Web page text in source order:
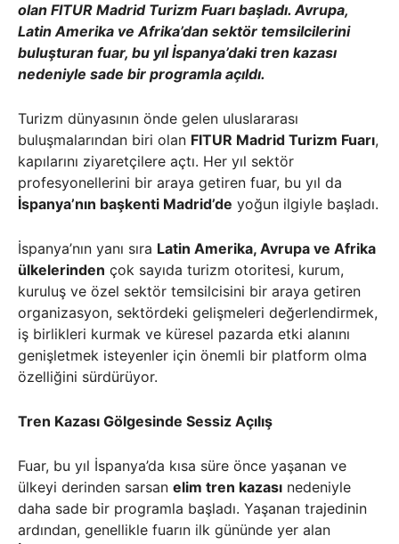
olan FITUR Madrid Turizm Fuarı başladı. Avrupa,
Latin Amerika ve Afrika’dan sektör temsilcilerini
buluşturan fuar, bu yıl İspanya’daki tren kazası
nedeniyle sade bir programla açıldı.
Turizm dünyasının önde gelen uluslararası
buluşmalarından biri olan FITUR Madrid Turizm Fuarı,
kapılarını ziyaretçilere açtı. Her yıl sektör
profesyonellerini bir araya getiren fuar, bu yıl da
İspanya’nın başkenti Madrid’de yoğun ilgiyle başladı.
İspanya’nın yanı sıra Latin Amerika, Avrupa ve Afrika
ülkelerinden çok sayıda turizm otoritesi, kurum,
kuruluş ve özel sektör temsilcisini bir araya getiren
organizasyon, sektördeki gelişmeleri değerlendirmek,
iş birlikleri kurmak ve küresel pazarda etki alanını
genişletmek isteyenler için önemli bir platform olma
özelliğini sürdürüyor.
Tren Kazası Gölgesinde Sessiz Açılış
Fuar, bu yıl İspanya’da kısa süre önce yaşanan ve
ülkeyi derinden sarsan elim tren kazası nedeniyle
daha sade bir programla başladı. Yaşanan trajedinin
ardından, genellikle fuarın ilk gününde yer alan